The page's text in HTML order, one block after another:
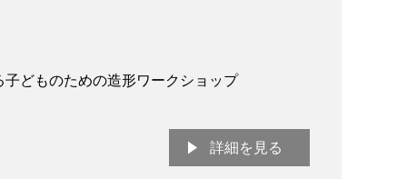
どものための造形ワークショップ
詳細を見る